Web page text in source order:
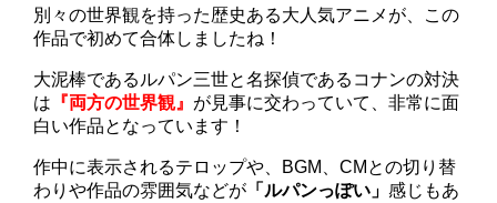
別々の世界観を持った歴史ある大人気アニメが、この
作品で初めて合体しましたね！
大泥棒であるルパン三世と名探偵であるコナンの対決
は 『両方の世界観』 が見事に交わっていて、非常に面
白い作品となっています！
作中に表示されるテロップや、BGM、CMとの切り替
わりや作品の雰囲気などが 「ルパンっぽい」感じもあ